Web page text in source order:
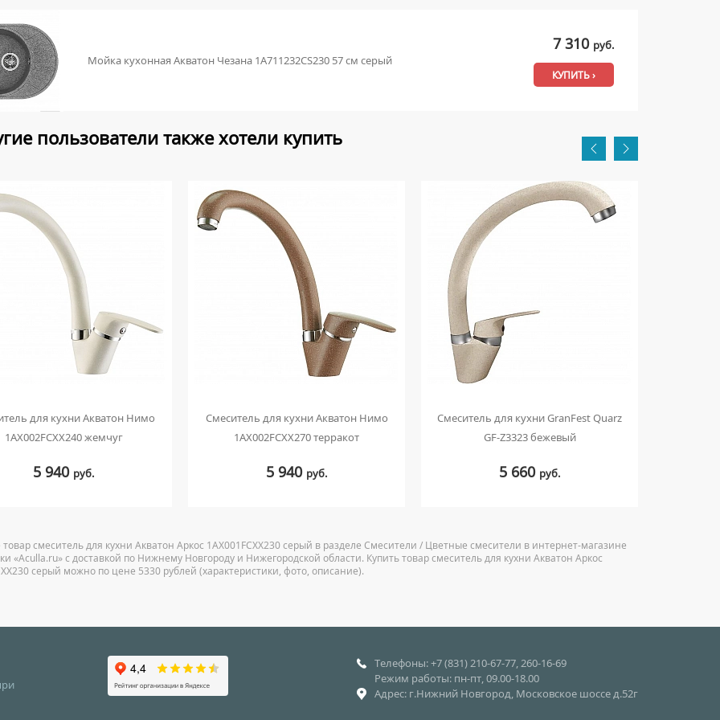
Мойка кухонная Акватон Чезана 1A711232CS230 57 см серый
7 310 руб.
КУПИТЬ ›
пользователи также хотели купить
для кухни Акватон Нимо
1AX002FCXX240 жемчуг
5 940 руб.
Смеситель для кухни Акватон Нимо
1AX002FCXX270 терракот
5 940 руб.
Смеситель для кухни GranFest Quarz
GF-Z3323 бежевый
5 660 руб.
смеситель для кухни Акватон Аркос 1AX001FCXX230 серый в разделе Смесители / Цветные смесители в интернет-магазине
«Aculla.ru» с доставкой по Нижнему Новгороду и Нижегородской области. Купить товар смеситель для кухни Акватон Аркос
серый можно по цене 5330 рублей (характеристики, фото, описание).
Телефоны: +7 (831) 210-67-77, 260-16-69
Режим работы: пн-пт, 09.00-18.00
Адрес: г.Нижний Новгород, Московское шоссе д.52г